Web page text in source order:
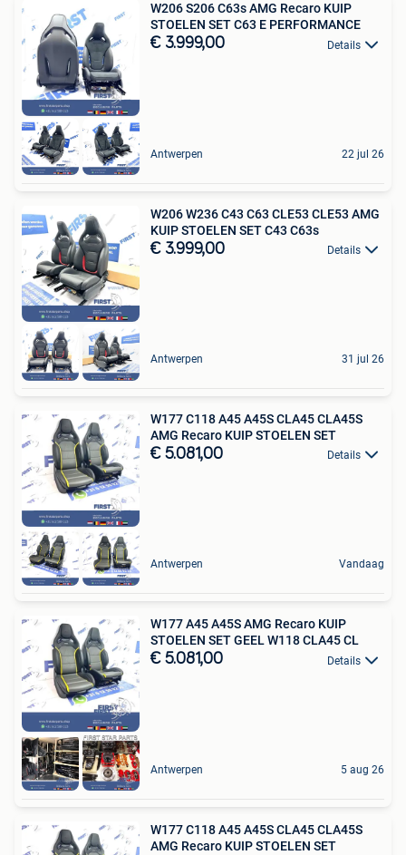
W206 S206 C63s AMG Recaro KUIP
STOELEN SET C63 E PERFORMANCE
€ 3.999,00 Details
Antwerpen 22 jul 26
W206 W236 C43 C63 CLE53 CLE53 AMG
KUIP STOELEN SET C43 C63s
€ 3.999,00 Details
Antwerpen 31 jul 26
W177 C118 A45 A45S CLA45 CLA45S
AMG Recaro KUIP STOELEN SET
€ 5.081,00 Details
Antwerpen Vandaag
W177 A45 A45S AMG Recaro KUIP
STOELEN SET GEEL W118 CLA45 CL
€ 5.081,00 Details
Antwerpen 5 aug 26
W177 C118 A45 A45S CLA45 CLA45S
AMG Recaro KUIP STOELEN SET